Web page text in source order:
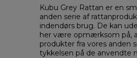
Kubu Grey Rattan er en
anden serie af
indendørs brug. De kan
her være opmærksom på,
produkter fra vores anden
tykkelsen på de anvendte